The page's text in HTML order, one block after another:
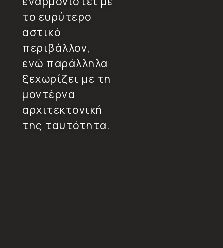
το ευρύτερο
αστικό
περιβάλλον,
ενώ παράλληλα
ξεχωρίζει με τη
μοντέρνα
αρχιτεκτονική
της ταυτότητα.